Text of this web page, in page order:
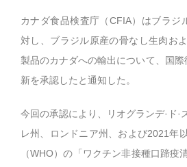
カナダ食品検査庁（CFIA）はブラジ
対し、ブラジル原産の骨なし生肉お
製品のカナダへの輸出について、国
新を承認したと通知した。
今回の承認により、リオグランデ·ド·
レ州、ロンドニア州、および2021年
（WHO）の「ワクチン非接種口蹄疫